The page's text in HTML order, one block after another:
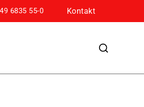
6835 55-0 Kontakt